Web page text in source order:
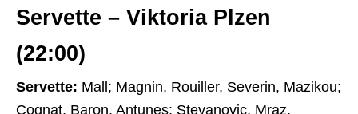
Servette – Viktoria Plzen
(22:00)
Servette: Mall; Magnin, Rouiller, Severin, Mazikou;
Cognat, Baron, Antunes; Stevanovic, Mraz,